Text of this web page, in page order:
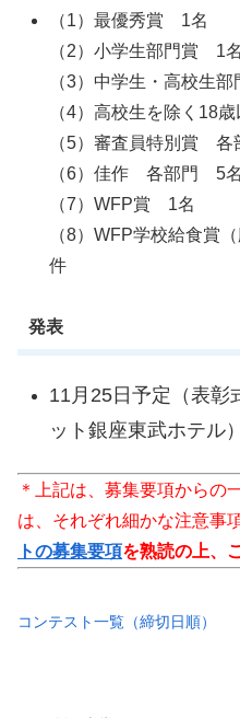
（1）最優秀賞 1名
（2）小学生部門賞 1名
（3）中学生・高校生
（4）高校生を除く18
（5）審査員特別賞
（6）佳作 各部門 5名
（7）WFP賞 1名
（8）WFP学校給食賞
件
発表
11月25日予定（表彰
ット銀座東武ホテル）
＊上記は、募集要項からの
は、それぞれ細かな注意事
トの募集要項を熟読の上、
コンテスト一覧（締切日順）